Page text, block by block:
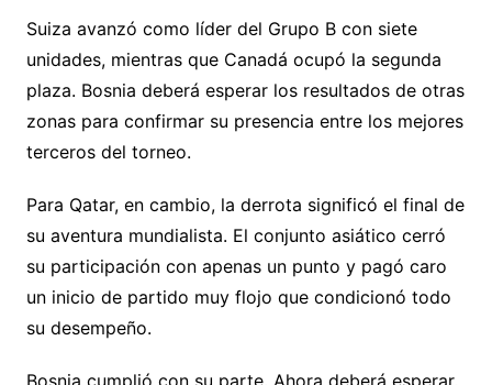
Suiza avanzó como líder del Grupo B con siete
unidades, mientras que Canadá ocupó la segunda
plaza. Bosnia deberá esperar los resultados de otras
zonas para confirmar su presencia entre los mejores
terceros del torneo.
Para Qatar, en cambio, la derrota significó el final de
su aventura mundialista. El conjunto asiático cerró
su participación con apenas un punto y pagó caro
un inicio de partido muy flojo que condicionó todo
su desempeño.
Bosnia cumplió con su parte. Ahora deberá esperar,